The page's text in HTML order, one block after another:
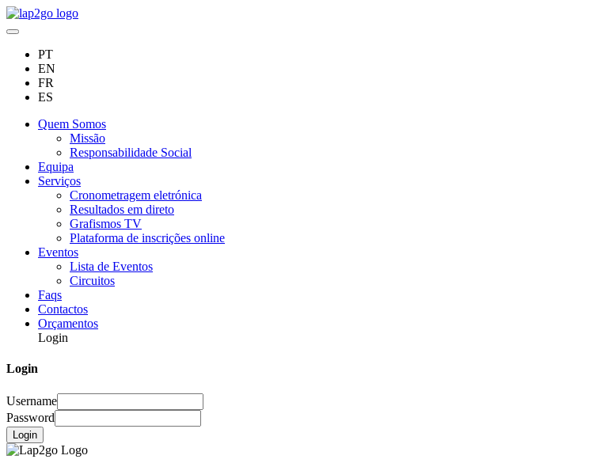
PT
EN
FR
ES
Quem Somos
Missão
Responsabilidade Social
Equipa
Serviços
Cronometragem eletrónica
Resultados em direto
Grafismos TV
Plataforma de inscrições online
Eventos
Lista de Eventos
Circuitos
Faqs
Contactos
Orçamentos
Login
Login
Username
Password
Login